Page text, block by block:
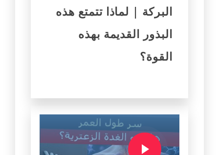
البركة | لماذا تتمتع هذه
البذور القديمة بهذه
القوة؟